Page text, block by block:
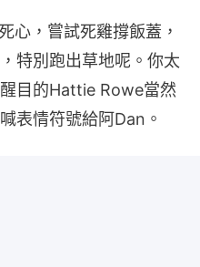
心，嘗試死雞撐飯蓋，
特別跑出草地呢。你太
目的Hattie Rowe當然
表情符號給阿Dan。